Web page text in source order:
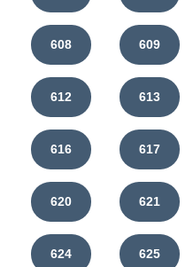
608 609
612 613
616 617
620 621
624 625